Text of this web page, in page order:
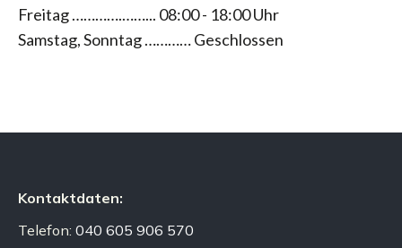
Freitag ………….……... 08:00 - 18:00 Uhr
Samstag, Sonntag ………… Geschlossen
Kontaktdaten:
Telefon: 040 605 906 570